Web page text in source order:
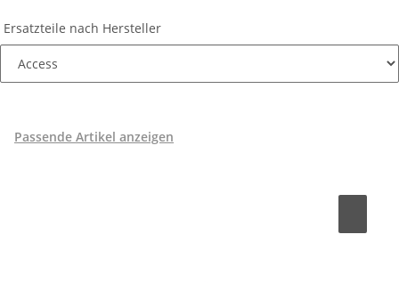
Ersatzteile nach Hersteller
Passende Artikel anzeigen